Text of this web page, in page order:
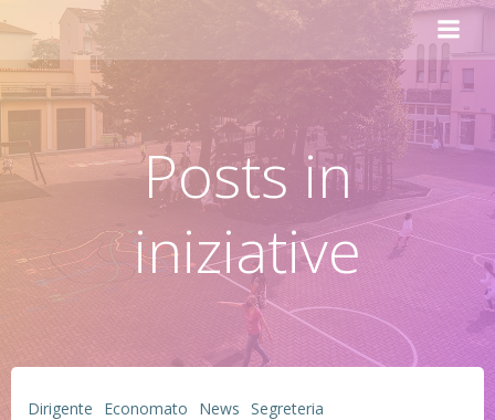
Vai
contenuto
Posts in
iniziative
Dirigente Economato News Segreteria